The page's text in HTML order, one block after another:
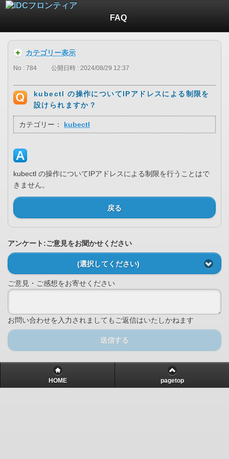
FAQ
カテゴリー表示
No : 784 公開日時 : 2024/08/29 12:37
kubectl の操作についてIPアドレスによる制限を
設けられますか？
カテゴリー： kubectl
kubectl の操作についてIPアドレスによる制限を行うことはで
きません。
戻る
アンケート:ご意見をお聞かせください
(選択してください)
ご意見・ご感想をお寄せください
お問い合わせを入力されましてもご返信はいたしかねます
送信する
HOME pagetop